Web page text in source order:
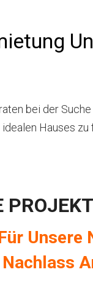
bei der
Hauses zu
Unsere